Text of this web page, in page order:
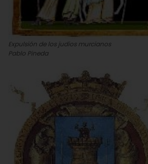
Expulsión de los judios murcianos
Pablo Pineda